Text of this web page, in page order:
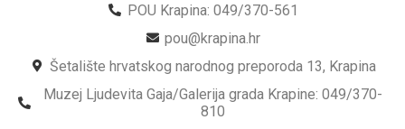
POU Krapina: 049/370-561
pou@krapina.hr
Šetalište hrvatskog narodnog preporoda 13, Krapina
Muzej Ljudevita Gaja/Galerija grada Krapine: 049/370-
810